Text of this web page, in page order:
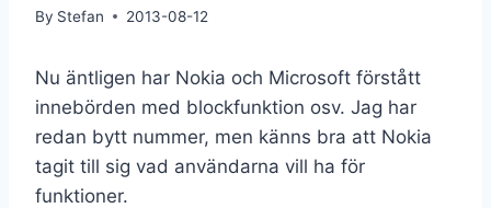
By Stefan 2013-08-12
Nu äntligen har Nokia och Microsoft förstått
innebörden med blockfunktion osv. Jag har
redan bytt nummer, men känns bra att Nokia
tagit till sig vad användarna vill ha för
funktioner.